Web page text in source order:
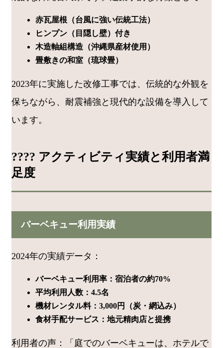
赤瓦屋根（台風に強い伝統工法）
ヒンプン（目隠し壁）付き
木造軸組構造（沖縄県産材使用）
畳敷きの和室（琉球畳）
2023年に実施した改修工事では、伝統的な外観を
保ちながら、耐震補強と現代的な設備を導入して
います。
???? アクティビティ実績と利用者満
足度
バーベキュー利用実績
2024年の実績データ：
バーベキュー利用率：宿泊者の約70%
平均利用人数：4.5名
機材レンタル料：3,000円（炭・網込み）
食材手配サービス：地元精肉店と提携
利用者の声：「庭でのバーベキューは、ホテルで